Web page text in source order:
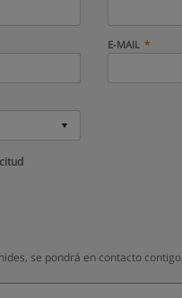
E-MAIL
se pondrá en contacto